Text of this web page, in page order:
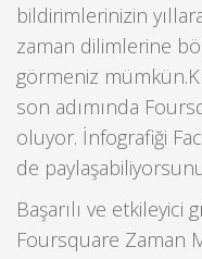
bildirimlerinizin
zaman dilimlerine
görmeniz
son adımında
oluyor. İnfografiği
de
Başarılı ve
Foursquare Zaman